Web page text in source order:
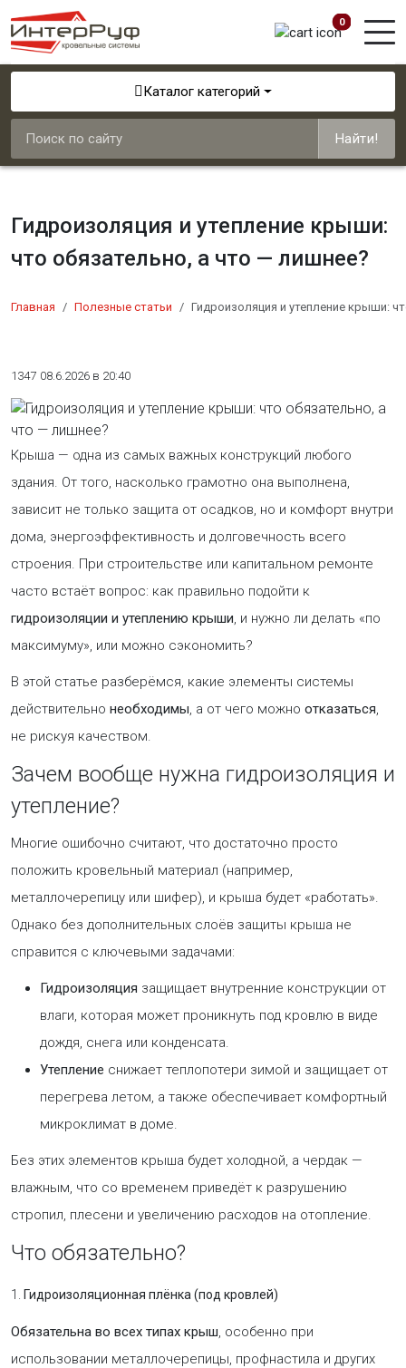
0
Каталог категорий
Найти!
Гидроизоляция и утепление крыши:
что обязательно, а что — лишнее?
Главная Полезные статьи Гидроизоляция и утепление крыши:
1347 08.6.2026 в 20:40
Крыша — одна из самых важных конструкций любого
здания. От того, насколько грамотно она выполнена,
зависит не только защита от осадков, но и комфорт внутри
дома, энергоэффективность и долговечность всего
строения. При строительстве или капитальном ремонте
часто встаёт вопрос: как правильно подойти к
гидроизоляции и утеплению крыши, и нужно ли делать «по
максимуму», или можно сэкономить?
В этой статье разберёмся, какие элементы системы
действительно необходимы, а от чего можно отказаться,
не рискуя качеством.
Зачем вообще нужна гидроизоляция и
утепление?
Многие ошибочно считают, что достаточно просто
положить кровельный материал (например,
металлочерепицу или шифер), и крыша будет «работать».
Однако без дополнительных слоёв защиты крыша не
справится с ключевыми задачами:
Гидроизоляция защищает внутренние конструкции от
влаги, которая может проникнуть под кровлю в виде
дождя, снега или конденсата.
Утепление снижает теплопотери зимой и защищает от
перегрева летом, а также обеспечивает комфортный
микроклимат в доме.
Без этих элементов крыша будет холодной, а чердак —
влажным, что со временем приведёт к разрушению
стропил, плесени и увеличению расходов на отопление.
Что обязательно?
1. Гидроизоляционная плёнка (под кровлей)
Обязательна во всех типах крыш, особенно при
использовании металлочерепицы, профнастила и других